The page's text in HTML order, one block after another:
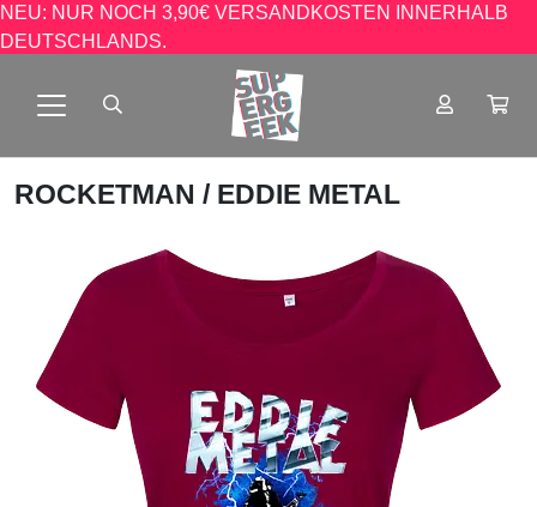
NEU: NUR NOCH 3,90€ VERSANDKOSTEN INNERHALB
DEUTSCHLANDS.
ROCKETMAN / EDDIE METAL